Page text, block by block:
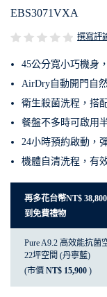
EBS3071VXA
撰寫評
45公分寬小巧機身
AirDry自動開門自
衛生殺菌洗程，搭
餐盤不多時可啟用
24小時預約啟動，
機體自清洗程，有
再多花台幣NT$
到免費禮物
Pure A9.2 高效能抗菌
22坪空間 (丹寧藍)
(市價 NT$ 15,900 )